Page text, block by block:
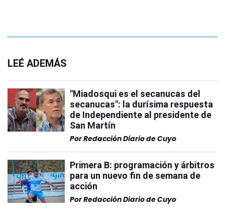
LEÉ ADEMÁS
"Miadosqui es el secanucas del
secanucas": la durísima respuesta
de Independiente al presidente de
San Martín
PorRedacción Diario de Cuyo
Primera B: programación y árbitros
para un nuevo fin de semana de
acción
PorRedacción Diario de Cuyo